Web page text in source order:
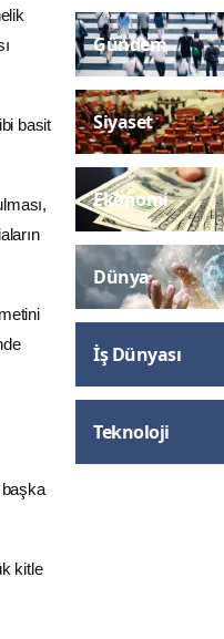
basit
başka
kitle
Gündem
Siyaset
Ekonomi
Dünya
İş Dünyası
Teknoloji